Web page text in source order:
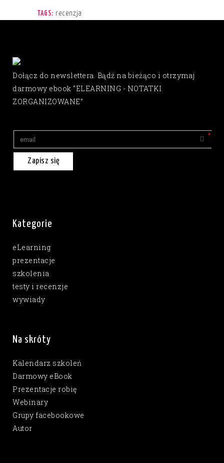
TAGS: recenzja
Dołącz do newslettera. Bądź na bieżąco i otrzymaj
darmowy ebook “ELEARNING - NOTATKI
ZORGANIZOWANE”
Zapisz się
Kategorie
eLearning
prezentacje
szkolenia
testy i recenzje
wywiady
Na skróty
Kalendarz szkoleń
Darmowy eBook
Prezentacje robię
Webinary
Grupy facebookowe
Autor